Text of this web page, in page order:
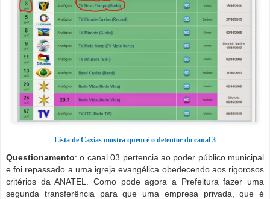
Lista de Caxias mostra quem é o detentor do canal 3
Questionamento: o canal 03 pertencia ao poder público municipal
e foi repassado a uma igreja evangélica obedecendo aos rigorosos
critérios da ANATEL. Como pode agora a Prefeitura fazer uma
segunda transferência para que uma empresa privada, que é